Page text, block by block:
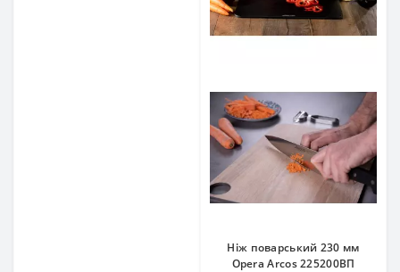
Ніж поварський 230 мм
Opera Arcos 225200ВП